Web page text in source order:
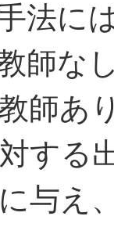
法に
師な
師あ
する
与え